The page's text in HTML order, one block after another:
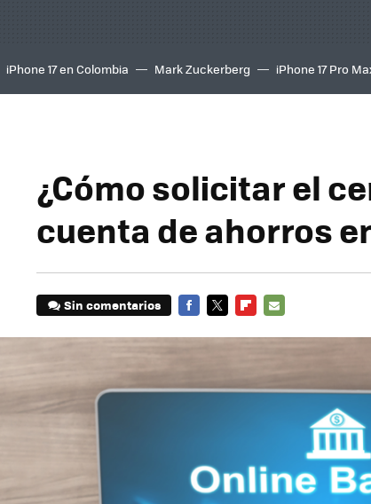
iPhone 17 en Colombia Mark Zuckerberg iPhone 17 Pro
inteligente
IA TCL C8K
¿Cómo solicitar el
cuenta de ahorros
Sin comentarios